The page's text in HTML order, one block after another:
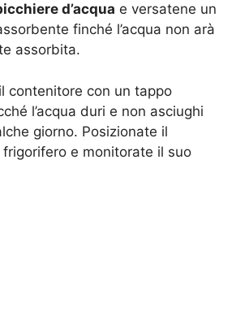
d’acqua e versatene un
finché l’acqua non arà
assorbita.
contenitore con un tappo
l’acqua duri e non asciughi
giorno. Posizionate il
e monitorate il suo